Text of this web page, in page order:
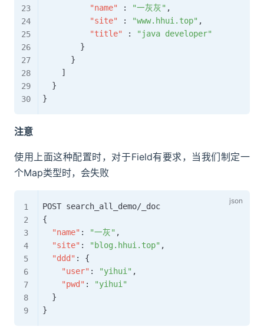
"name"
: "一灰灰" ,
"site"
: "www.hhui.top" ,
"title"
:
"java developer"
}
}
]
}
}
注意
使用上面这种配置时，对于Field有要求，当我们制定一
个Map类型时，会失败
{
"name" : "一灰" ,
"site" : "blog.hhui.top" ,
"ddd" :
{
"user" : "yihui" ,
"pwd" :
"yihui"
}
}